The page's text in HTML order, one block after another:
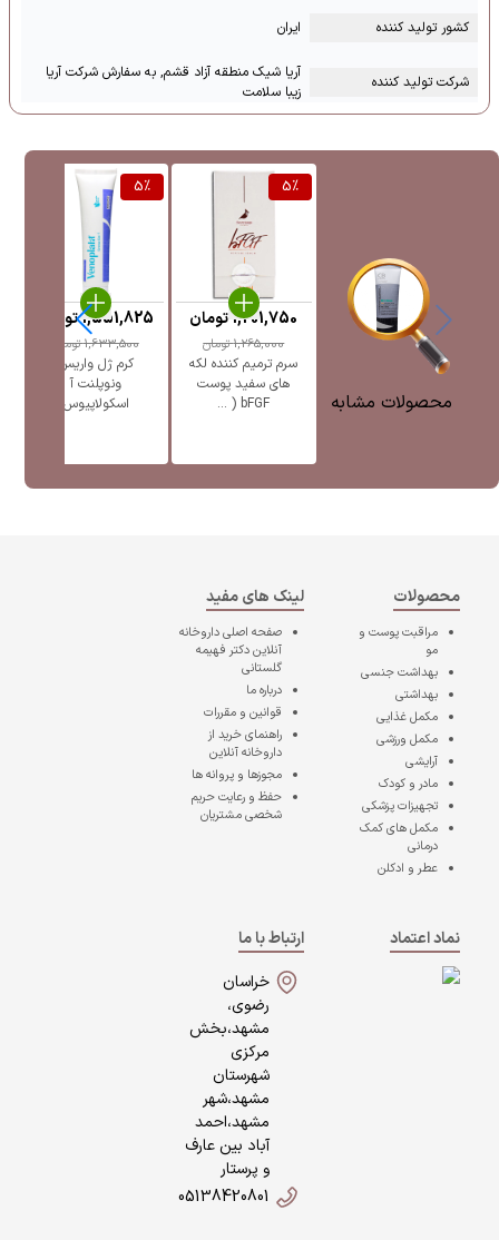
کشور تولید کننده ایران
شرکت تولید کننده
آریا شیک منطقه آزاد قشم, به سفارش شرکت آریا
زیبا سلامت
محصولات مشابه
5%
سرم ترمیم کننده لکه
های سفید پوست
bFGF ( ...
1,265,000تومان
1,201,750تومان
5%
کرم ژل واریس
ونوپلنت آ
اسکولاپیوس
1,633,500تومان
1,551,825تومان
محصولات
مراقبت پوست و
مو
بهداشت جنسی
بهداشتی
مکمل غذایی
مکمل ورزشی
آرایشی
مادر و کودک
تجهیزات پزشکی
مکمل های کمک
درمانی
عطر و ادکلن
لینک های مفید
صفحه اصلیداروخانه
آنلاین دکتر فهیمه
گلستانی
درباره ما
قوانین و مقررات
راهنمای خرید از
داروخانه آنلاین
مجوزها و پروانه ها
حفظ و رعایت حریم
شخصی مشتریان
نماد اعتماد
ارتباط با ما
خراسان
رضوی،
مشهد،بخش
مرکزی
شهرستان
مشهد،شهر
مشهد،احمد
آباد بین عارف
و پرستار
05138420801